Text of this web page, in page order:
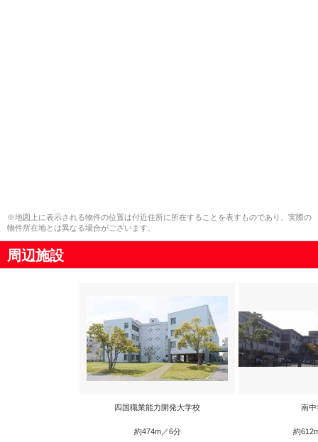
※地図上に表示される物件の位置は付近住所に所在することを表すものであり、実際の
物件所在地とは異なる場合がございます。
周辺施設
四国職業能力開発大学校
約474m／6分
南中
約